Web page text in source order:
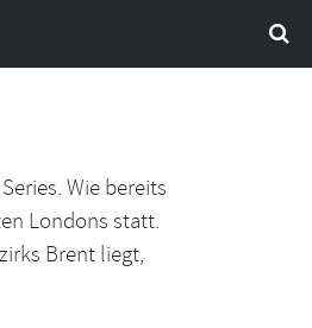
Wie bereits
Londons statt.
Brent liegt,